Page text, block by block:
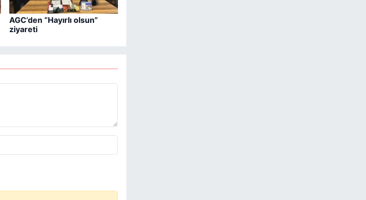
AGC’den “Hayırlı olsun”
ziyareti